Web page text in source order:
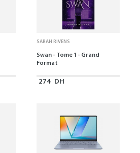
SARAH RIVENS
Swan - Tome 1 - Grand
Format
274 DH